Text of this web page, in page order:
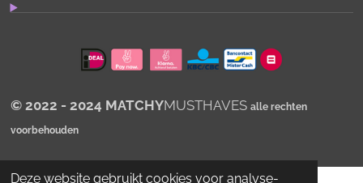
Deze website gebruikt cookies voor analyse-
© 2022 - 2024 MATCHYMUSTHAVES alle rechten
voorbehouden